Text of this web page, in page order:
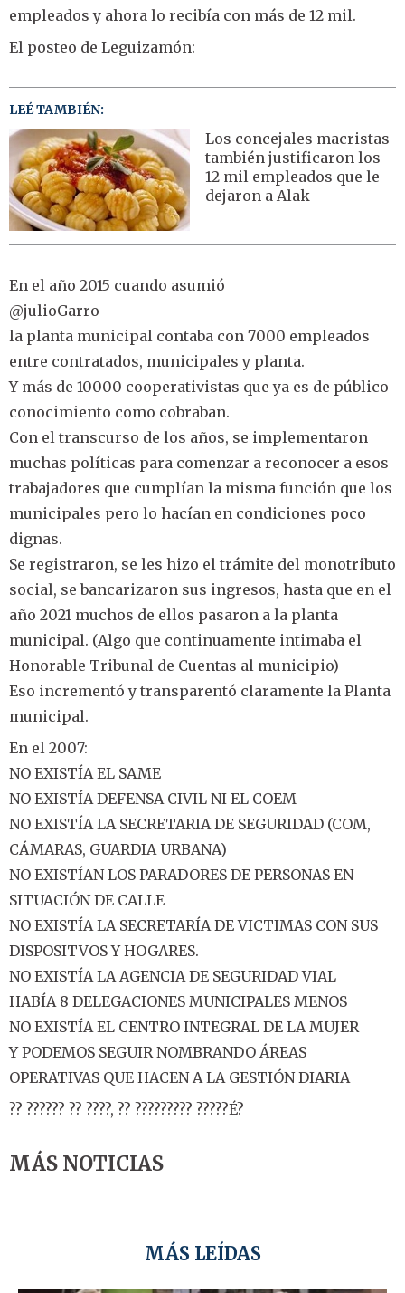
empleados y ahora lo recibía con más de 12 mil.
El posteo de Leguizamón:
LEÉ TAMBIÉN:
Los concejales macristas
también justificaron los
12 mil empleados que le
dejaron a Alak
En el año 2015 cuando asumió
@julioGarro
la planta municipal contaba con 7000 empleados
entre contratados, municipales y planta.
Y más de 10000 cooperativistas que ya es de público
conocimiento como cobraban.
Con el transcurso de los años, se implementaron
muchas políticas para comenzar a reconocer a esos
trabajadores que cumplían la misma función que los
municipales pero lo hacían en condiciones poco
dignas.
Se registraron, se les hizo el trámite del monotributo
social, se bancarizaron sus ingresos, hasta que en el
año 2021 muchos de ellos pasaron a la planta
municipal. (Algo que continuamente intimaba el
Honorable Tribunal de Cuentas al municipio)
Eso incrementó y transparentó claramente la Planta
municipal.
En el 2007:
NO EXISTÍA EL SAME
NO EXISTÍA DEFENSA CIVIL NI EL COEM
NO EXISTÍA LA SECRETARIA DE SEGURIDAD (COM,
CÁMARAS, GUARDIA URBANA)
NO EXISTÍAN LOS PARADORES DE PERSONAS EN
SITUACIÓN DE CALLE
NO EXISTÍA LA SECRETARÍA DE VICTIMAS CON SUS
DISPOSITVOS Y HOGARES.
NO EXISTÍA LA AGENCIA DE SEGURIDAD VIAL
HABÍA 8 DELEGACIONES MUNICIPALES MENOS
NO EXISTÍA EL CENTRO INTEGRAL DE LA MUJER
Y PODEMOS SEGUIR NOMBRANDO ÁREAS
OPERATIVAS QUE HACEN A LA GESTIÓN DIARIA
?? ?????? ?? ????, ?? ????????? ?????É?
MÁS NOTICIAS
MÁS LEÍDAS